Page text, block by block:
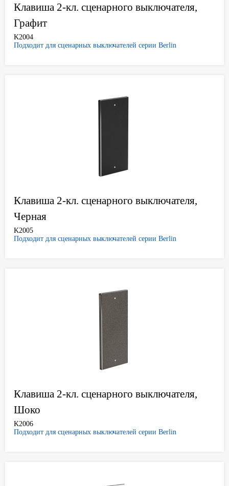
Клавиша 2-кл. сценарного выключателя,
Графит
K2004
Подходит для сценарных выключателей серии Berlin
Клавиша 2-кл. сценарного выключателя,
Черная
K2005
Подходит для сценарных выключателей серии Berlin
Клавиша 2-кл. сценарного выключателя,
Шоко
K2006
Подходит для сценарных выключателей серии Berlin